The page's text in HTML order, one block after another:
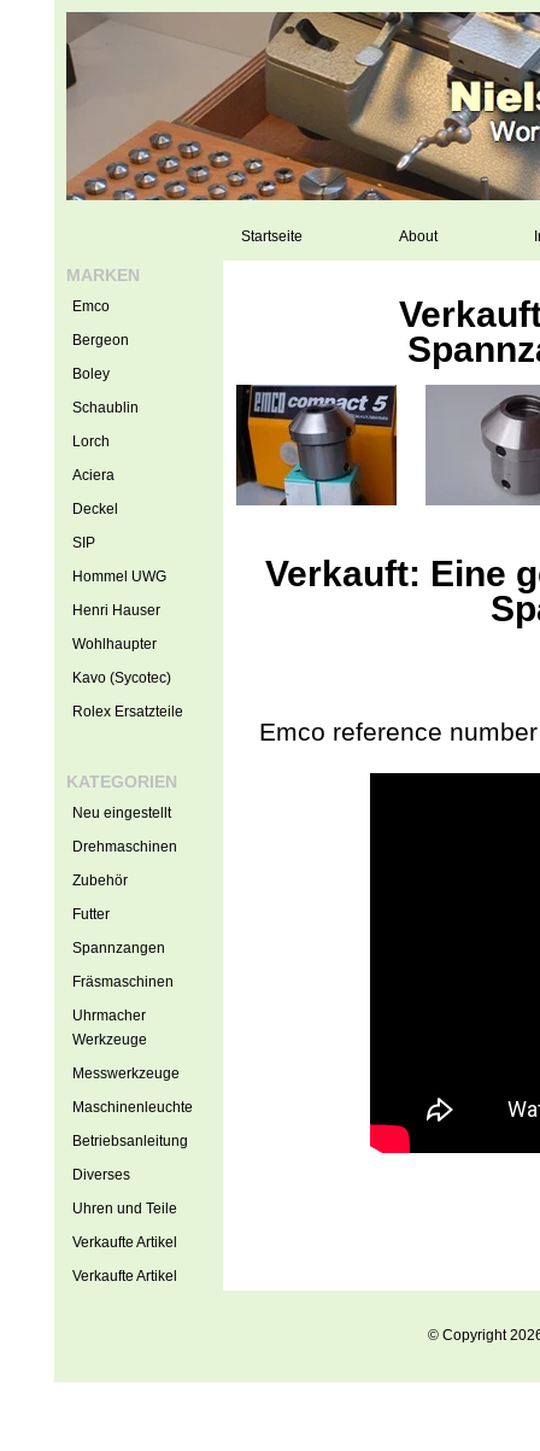
Startseite About
Verkauft: Eine
Emco reference
MARKEN
Emco
Bergeon
Boley
Schaublin
Lorch
Aciera
Deckel
SIP
Hommel UWG
Henri Hauser
Wohlhaupter
Kavo (Sycotec)
Rolex Ersatzteile
KATEGORIEN
Neu eingestellt
Drehmaschinen
Zubehör
Futter
Spannzangen
Fräsmaschinen
Uhrmacher
Werkzeuge
Messwerkzeuge
Maschinenleuchte
Betriebsanleitung
Diverses
Uhren und Teile
Verkaufte Artikel
Verkaufte Artikel
© Copyright